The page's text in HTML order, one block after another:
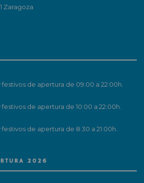
Zaragoza
de apertura de 09:00 a 22:00h.
de apertura de 10:00 a 22:00h.
de apertura de 8:30 a 21:00h.
2026